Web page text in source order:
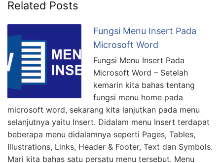
Related Posts
Fungsi Menu Insert Pada
Microsoft Word
Fungsi Menu Insert Pada
Microsoft Word – Setelah
kemarin kita bahas tentang
fungsi menu home pada
microsoft word, sekarang kita lanjutkan pada menu
selanjutnya yaitu Insert. Didalam menu Insert terdapat
beberapa menu didalamnya seperti Pages, Tables,
Illustrations, Links, Header & Footer, Text dan Symbols.
Mari kita bahas satu persatu menu tersebut. Menu